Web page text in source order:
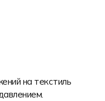
на текстиль